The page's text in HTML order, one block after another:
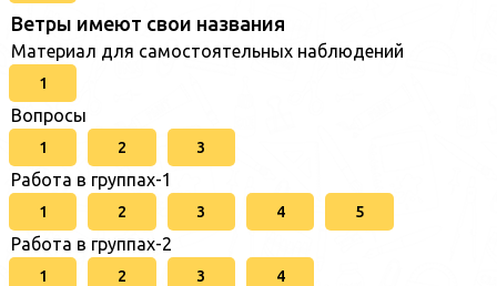
Ветры имеют свои названия
Материал для самостоятельных наблюдений
1
Вопросы
1 2 3
Работа в группах-1
1 2 3 4 5
Работа в группах-2
1 2 3 4